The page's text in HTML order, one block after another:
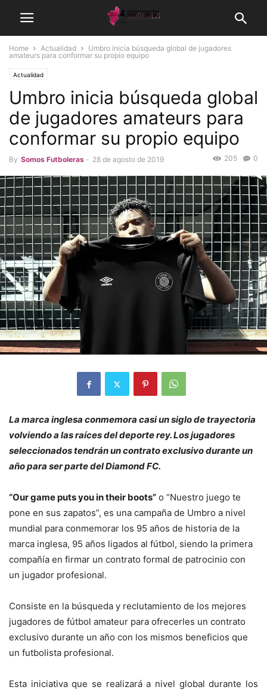
Home Actualidad
Umbro inicia búsqueda global de jugadores
amateurs para conformar su propio equipo
Actualidad
Umbro inicia búsqueda global
de jugadores amateurs para
conformar su propio equipo
By Somos Futboleras - 28 de agosto de 2019 0
205
La marca inglesa conmemora casi un siglo de trayectoria
volviendo a las raíces del deporte rey.Los jugadores
seleccionados tendrán un contrato exclusivo durante un
año para ser parte del Diamond FC.
“Our game puts you in their boots” o “Nuestro juego te
pone en sus zapatos”, es una campaña de Umbro a nivel
mundial para conmemorar los 95 años de historia de la
marca inglesa, 95 años ligados al fútbol, siendo la primera
compañía en firmar un contrato formal de patrocinio con
un jugador profesional.
Consiste en la búsqueda y reclutamiento de los mejores
jugadores de fútbol amateur para ofrecerles un contrato
exclusivo durante un año con los mismos beneficios que
un futbolista profesional.
Esta iniciativa que se realizará a nivel global durante los